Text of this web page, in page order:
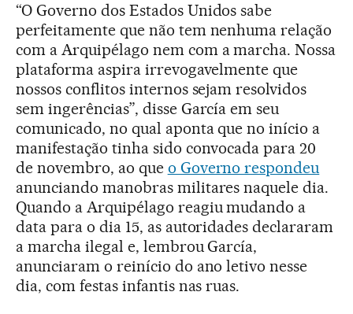
“O Governo dos Estados Unidos sabe
perfeitamente que não tem nenhuma relação
com a Arquipélago nem com a marcha. Nossa
plataforma aspira irrevogavelmente que
nossos conflitos internos sejam resolvidos
sem ingerências”, disse García em seu
comunicado, no qual aponta que no início a
manifestação tinha sido convocada para 20
de novembro, ao que o Governo respondeu
anunciando manobras militares naquele dia.
Quando a Arquipélago reagiu mudando a
data para o dia 15, as autoridades declararam
a marcha ilegal e, lembrou García,
anunciaram o reinício do ano letivo nesse
dia, com festas infantis nas ruas.